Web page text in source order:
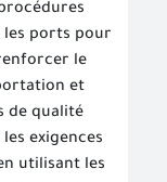
les ports pour
le
et
de qualité
exigences
utilisant les